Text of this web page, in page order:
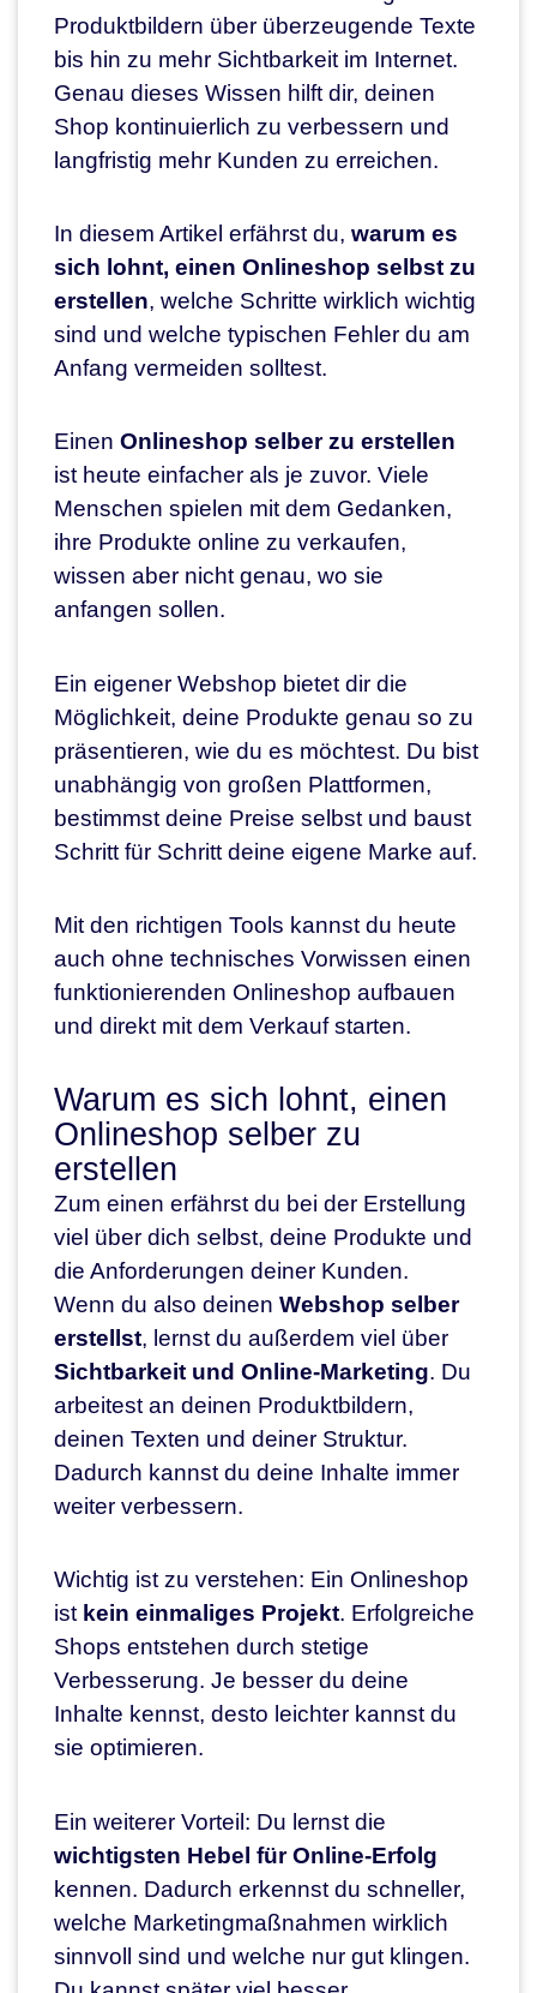
Produktbildern über überzeugende Texte
bis hin zu mehr Sichtbarkeit im Internet.
Genau dieses Wissen hilft dir, deinen
Shop kontinuierlich zu verbessern und
langfristig mehr Kunden zu erreichen.
In diesem Artikel erfährst du, warum es
sich lohnt, einen Onlineshop selbst zu
erstellen, welche Schritte wirklich wichtig
sind und welche typischen Fehler du am
Anfang vermeiden solltest.
Einen Onlineshop selber zu erstellen
ist heute einfacher als je zuvor. Viele
Menschen spielen mit dem Gedanken,
ihre Produkte online zu verkaufen,
wissen aber nicht genau, wo sie
anfangen sollen.
Ein eigener Webshop bietet dir die
Möglichkeit, deine Produkte genau so zu
präsentieren, wie du es möchtest. Du bist
unabhängig von großen Plattformen,
bestimmst deine Preise selbst und baust
Schritt für Schritt deine eigene Marke auf.
Mit den richtigen Tools kannst du heute
auch ohne technisches Vorwissen einen
funktionierenden Onlineshop aufbauen
und direkt mit dem Verkauf starten.
Warum es sich lohnt, einen
Onlineshop selber zu
erstellen
Zum einen erfährst du bei der Erstellung
viel über dich selbst, deine Produkte und
die Anforderungen deiner Kunden.
Wenn du also deinen Webshop selber
erstellst, lernst du außerdem viel über
Sichtbarkeit und Online-Marketing. Du
arbeitest an deinen Produktbildern,
deinen Texten und deiner Struktur.
Dadurch kannst du deine Inhalte immer
weiter verbessern.
Wichtig ist zu verstehen: Ein Onlineshop
ist kein einmaliges Projekt. Erfolgreiche
Shops entstehen durch stetige
Verbesserung. Je besser du deine
Inhalte kennst, desto leichter kannst du
sie optimieren.
Ein weiterer Vorteil: Du lernst die
wichtigsten Hebel für Online-Erfolg
kennen. Dadurch erkennst du schneller,
welche Marketingmaßnahmen wirklich
sinnvoll sind und welche nur gut klingen.